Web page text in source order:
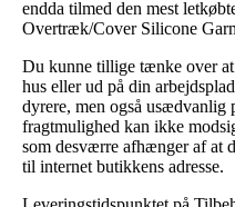
endda tilmed den mest
Overtræk/Cover Silicone
Du kunne tillige tænke over
hus eller ud på din
dyrere, men også usædvanlig
fragtmulighed kan ikke
som desværre afhænger af at
til internet butikkens adresse.